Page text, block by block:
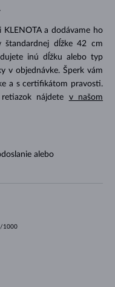
a dodávame ho
štandardnej dĺžke 42 cm
inú dĺžku alebo typ
v objednávke. Šperk vám
a s certifikátom pravosti.
nájdete v našom
alebo
1000